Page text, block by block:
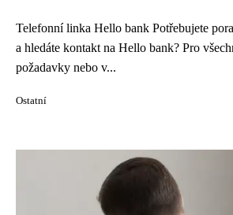
Telefonní linka Hello bank Potřebujete
a hledáte kontakt na Hello bank? Pro
požadavky nebo v...
Ostatní